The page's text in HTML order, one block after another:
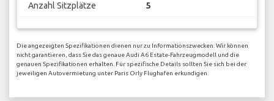
Anzahl Sitzplätze 5
Die angezeigten Spezifikationen dienen nur zu Informationszwecken. Wir können
nicht garantieren, dass Sie das genaue Audi A6 Estate-Fahrzeugmodell und die
genauen Spezifikationen erhalten. Für spezifische Details sollten Sie sich bei der
jeweiligen Autovermietung unter Paris Orly Flughafen erkundigen.